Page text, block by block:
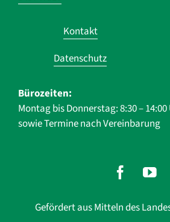
Kontakt
Datenschutz
Bürozeiten:
Montag bis Donnerstag: 8:30 –
sowie Termine nach Vereinbarung
Gefördert aus Mitteln des